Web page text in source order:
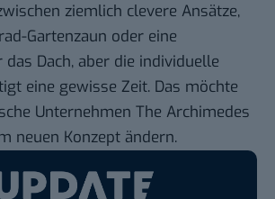
ziemlich clevere Ansätze,
Gartenzaun oder eine
Dach, aber die individuelle
eine gewisse Zeit. Das möchte
Unternehmen The Archimedes
neuen Konzept ändern.